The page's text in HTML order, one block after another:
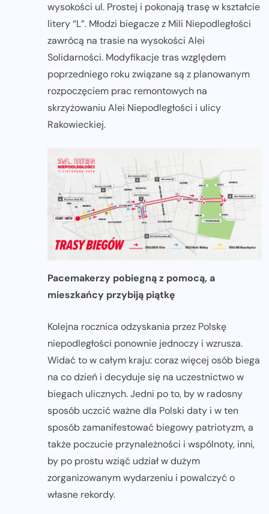
wysokości ul. Prostej i pokonają trasę w kształcie
litery “L”. Młodzi biegacze z Mili Niepodległości
zawrócą na trasie na wysokości Alei
Solidarności. Modyfikacje tras względem
poprzedniego roku związane są z planowanym
rozpoczęciem prac remontowych na
skrzyżowaniu Alei Niepodległości i ulicy
Rakowieckiej.
Pacemakerzy pobiegną z pomocą, a
mieszkańcy przybiją piątkę
Kolejna rocznica odzyskania przez Polskę
niepodległości ponownie jednoczy i wzrusza.
Widać to w całym kraju: coraz więcej osób biega
na co dzień i decyduje się na uczestnictwo w
biegach ulicznych. Jedni po to, by w radosny
sposób uczcić ważne dla Polski daty i w ten
sposób zamanifestować biegowy patriotyzm, a
także poczucie przynależności i wspólnoty, inni,
by po prostu wziąć udział w dużym
zorganizowanym wydarzeniu i powalczyć o
własne rekordy.